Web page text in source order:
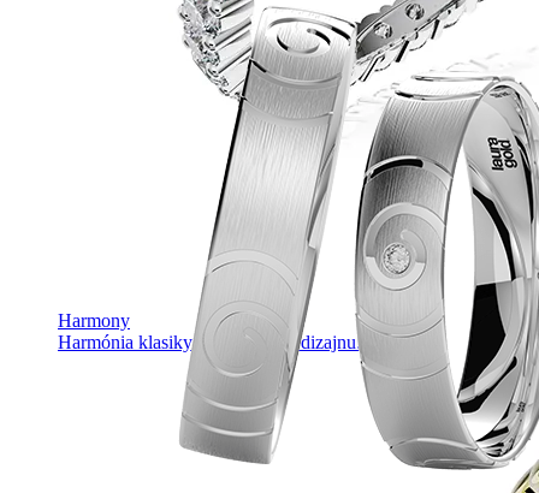
Harmony
Harmónia klasiky a moderného dizajnu.